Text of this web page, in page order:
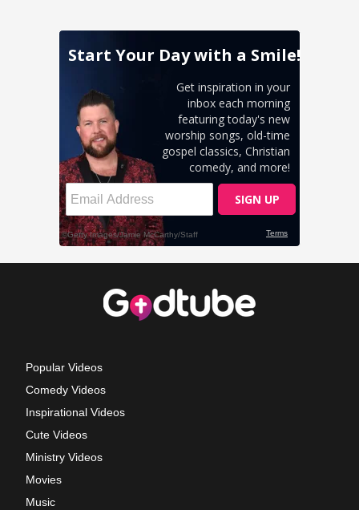
Popular Videos
Comedy Videos
Inspirational Videos
Cute Videos
Ministry Videos
Movies
Music